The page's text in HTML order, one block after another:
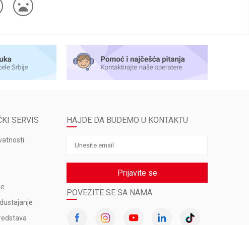
SERVIS HAJDE DA BUDEMO U KONTAKTU
Prijavite se
POVEZITE SE SA NAMA